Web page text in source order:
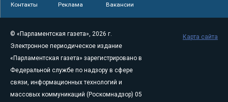
Контакты Реклама Вакансии
© «Парламентская газета», 2026 г.
Электронное периодическое издание
«Парламентская газета» зарегистрировано в
Федеральной службе по надзору в сфере
связи, информационных технологий и
массовых коммуникаций (Роскомнадзор) 05
Карта сайта